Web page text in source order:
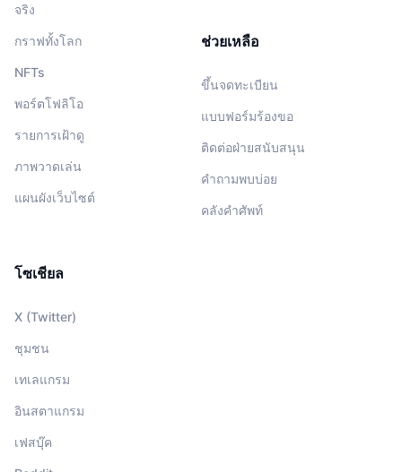
จริง
กราฟทั้งโลก
NFTs
พอร์ตโฟลิโอ
รายการเฝ้าดู
ภาพวาดเล่น
แผนผังเว็บไซต์
ช่วยเหลือ
ขึ้นจดทะเบียน
แบบฟอร์มร้องขอ
ติดต่อฝ่ายสนับสนุน
คำถามพบบ่อย
คลังคำศัพท์
โซเชียล
X (Twitter)
ชุมชน
เทเลแกรม
อินสตาแกรม
เฟสบุ๊ค